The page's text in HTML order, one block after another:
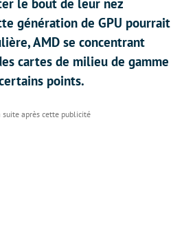
le bout de leur nez
génération de GPU pourrait
AMD se concentrant
cartes de milieu de gamme
points.